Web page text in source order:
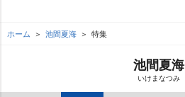
ホーム 池間夏海 特集
池間夏海
いけまなつみ